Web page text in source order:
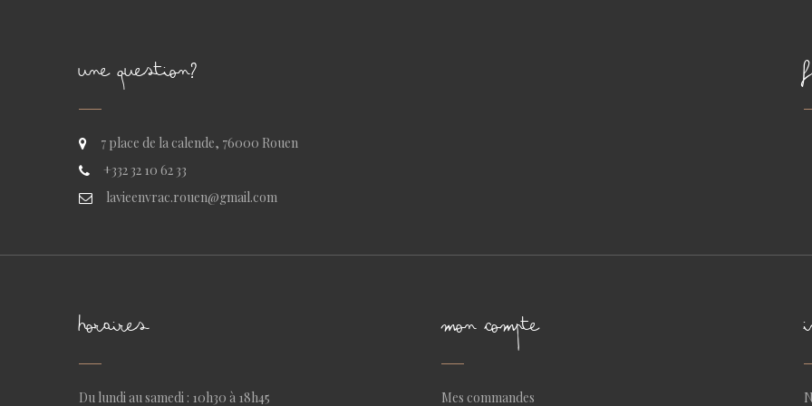
UNE QUESTION?
7 place de la calende, 76000 Rouen
+332 32 10 62 33
lavieenvrac.rouen@gmail.com
HORAIRES
Du lundi au samedi : 10h30 à 18h45
MON COMPTE
Mes commandes